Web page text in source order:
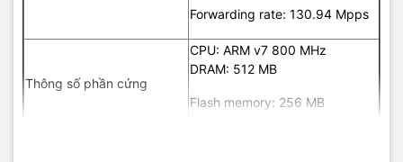
Forwarding rate: 130.94 Mpps
Thông số phần cứng
CPU: ARM v7 800 MHz
DRAM: 512 MB
Flash memory: 256 MB